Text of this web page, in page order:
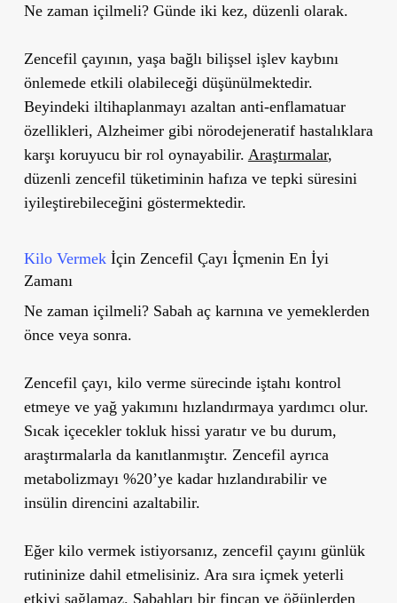
Ne zaman içilmeli?Günde iki kez, düzenli olarak.
Zencefil çayının, yaşa bağlı bilişsel işlev kaybını
önlemede etkili olabileceği düşünülmektedir.
Beyindeki iltihaplanmayı azaltan anti-enflamatuar
özellikleri, Alzheimer gibi nörodejeneratif hastalıklara
karşı koruyucu bir rol oynayabilir. Araştırmalar,
düzenli zencefil tüketiminin hafıza ve tepki süresini
iyileştirebileceğini göstermektedir.
Kilo Vermekİçin Zencefil Çayı İçmenin En İyi
Zamanı
Ne zaman içilmeli?Sabah aç karnına ve yemeklerden
önce veya sonra.
Zencefil çayı, kilo verme sürecinde iştahı kontrol
etmeye ve yağ yakımını hızlandırmaya yardımcı olur.
Sıcak içecekler tokluk hissi yaratır ve bu durum,
araştırmalarla da kanıtlanmıştır. Zencefil ayrıca
metabolizmayı %20’ye kadar hızlandırabilir ve
insülin direncini azaltabilir.
Eğer kilo vermek istiyorsanız, zencefil çayını günlük
rutininize dahil etmelisiniz. Ara sıra içmek yeterli
etkiyi sağlamaz. Sabahları bir fincan ve öğünlerden